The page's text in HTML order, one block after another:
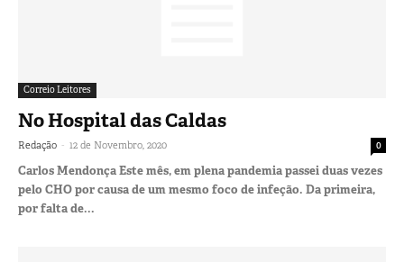
Correio Leitores
No Hospital das Caldas
Redação - 12 de Novembro, 2020 0
Carlos Mendonça Este mês, em plena pandemia passei duas vezes
pelo CHO por causa de um mesmo foco de infeção. Da primeira,
por falta de...